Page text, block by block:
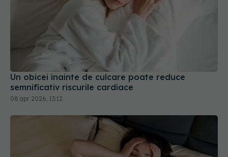
Un obicei înainte de culcare poate reduce
semnificativ riscurile cardiace
08 apr 2026, 13:12